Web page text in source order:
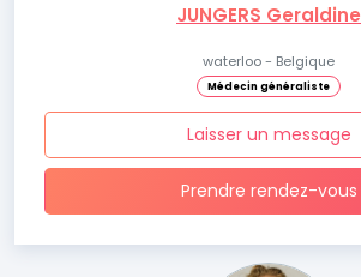
JUNGERS Geraldine
waterloo - Belgique
Médecin généraliste
Laisser un message
Prendre rendez-vous